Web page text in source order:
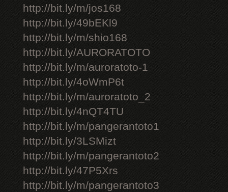
http://bit.ly/m/jos168
http://bit.ly/49bEKl9
http://bit.ly/m/shio168
http://bit.ly/AURORATOTO
http://bit.ly/m/auroratoto-1
http://bit.ly/4oWmP6t
http://bit.ly/m/auroratoto_2
http://bit.ly/4nQT4TU
http://bit.ly/m/pangerantoto1
http://bit.ly/3LSMizt
http://bit.ly/m/pangerantoto2
http://bit.ly/47P5Xrs
http://bit.ly/m/pangerantoto3